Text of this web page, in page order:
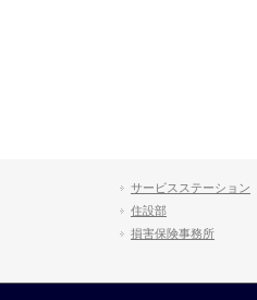
サービスステーション
住設部
損害保険事務所